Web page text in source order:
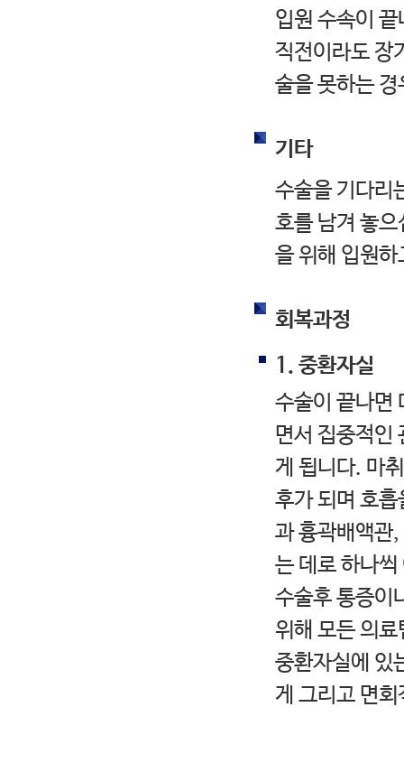
입원 수속이
직전이라도 장
술을 못하는
기타
수술을 기다리
호를 남겨 놓
을 위해 입원
회복과정
1. 중환자실
수술이 끝나면
면서 집중적인
게 됩니다. 마
후가 되며 호
과 흉곽배액관
는 데로 하나
수술후 통증이
위해 모든 의
중환자실에 있
게 그리고 면